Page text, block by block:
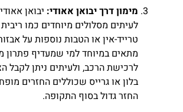
מימון דרך יבואן אאודי: יבואן
לעיתים מסלולים מיוחדים כמו
טרייד-אין או הטבות נוספות על
מתאים במיוחד למי שמעדיף פתרון
לרכישת הרכב, ולעיתים ניתן לקבל
בלון או גרייס שכוללים החזרים
החזר גדול בסוף התקופה.